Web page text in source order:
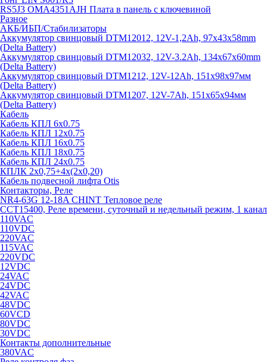
RS5J3 OMA4351AJH Плата в панель с ключевиной
Разное
АКБ/ИБП/Стабилизаторы
Аккумулятор свинцовый DTM12012, 12V-1,2Ah, 97х43х58mm
(Delta Battery)
Аккумулятор свинцовый DTM12032, 12V-3.2Ah, 134x67x60mm
(Delta Battery)
Аккумулятор свинцовый DTM1212, 12V-12Ah, 151х98х97мм
(Delta Battery)
Аккумулятор свинцовый DTM1207, 12V-7Ah, 151х65х94мм
(Delta Battery)
Кабель
Кабель КПЛ 6х0.75
Кабель КПЛ 12х0.75
Кабель КПЛ 16х0.75
Кабель КПЛ 18х0.75
Кабель КПЛ 24х0.75
КПЛК 2х0,75+4х(2х0,20)
Кабель подвесной лифта Otis
Контакторы, Реле
NR4-63G 12-18A CHINT Тепловое реле
CCT15400, Реле времени, суточный и недельный режим, 1 канал
110VAC
110VDC
220VAC
115VAC
220VDC
12VDC
24VAC
24VDC
42VAC
48VDC
60VCD
80VDC
30VDC
Контакты дополнительные
380VAC